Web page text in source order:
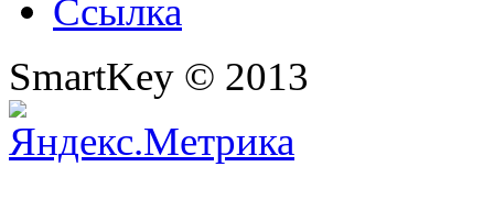
Ссылка
SmartKey © 2013